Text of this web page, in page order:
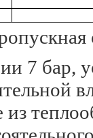
7 бар,
из